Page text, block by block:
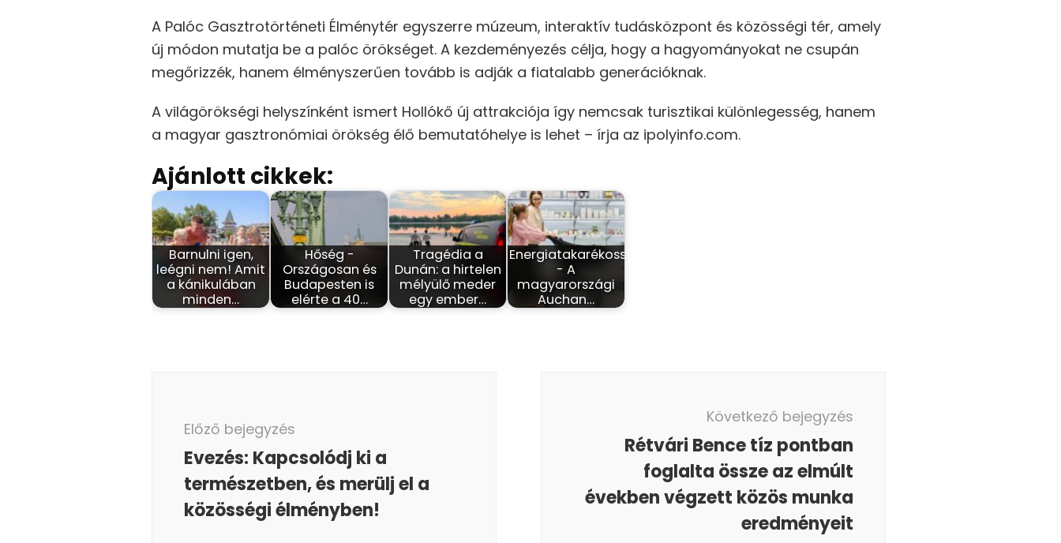
A Palóc Gasztrotörténeti Élménytér egyszerre múzeum, interaktív tudásközpont és közösségi tér, amely
új módon mutatja be a palóc örökséget. A kezdeményezés célja, hogy a hagyományokat ne csupán
megőrizzék, hanem élményszerűen tovább is adják a fiatalabb generációknak.
A világörökségi helyszínként ismert Hollókő új attrakciója így nemcsak turisztikai különlegesség, hanem
a magyar gasztronómiai örökség élő bemutatóhelye is lehet – írja az ipolyinfo.com.
Ajánlott cikkek:
Barnulni igen,
leégni nem! Amit
a kánikulában
minden…
Hőség -
Országosan és
Budapesten is
elérte a 40…
Tragédia a
Dunán: a hirtelen
mélyülő meder
egy ember…
Energiatakarékosság
- A
magyarországi
Auchan…
Előző bejegyzés
Evezés: Kapcsolódj ki a
természetben, és merülj el a
közösségi élményben!
Következő bejegyzés
Rétvári Bence tíz pontban
foglalta össze az elmúlt
években végzett közös munka
eredményeit